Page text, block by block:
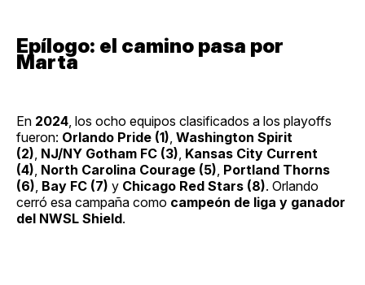
Epílogo: el camino pasa por
Marta
En 2024 , los ocho equipos clasificados a los playoffs
fueron: Orlando Pride (1) Washington Spirit
(2) NJ/NY Gotham FC (3) Kansas City Current
(4) North Carolina Courage (5) Portland Thorns
(6) Bay FC (7) y Chicago Red Stars (8). Orlando
cerró esa campaña como campeón de liga y ganador
del NWSL Shield.